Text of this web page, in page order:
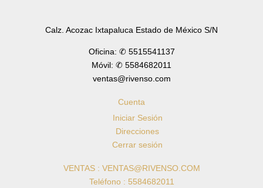
Calz. Acozac Ixtapaluca Estado de México S/N
Oficina: ✆ 5515541137
Móvil: ✆ 5584682011
ventas@rivenso.com
Cuenta
Iniciar Sesión
Direcciones
Cerrar sesión
VENTAS : VENTAS@RIVENSO.COM
Teléfono : 5584682011